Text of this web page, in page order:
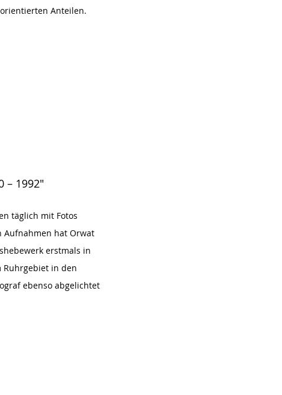
Anteilen.
– 1992"
täglich mit Fotos
Aufnahmen hat Orwat
erstmals in
Ruhrgebiet in den
ebenso abgelichtet